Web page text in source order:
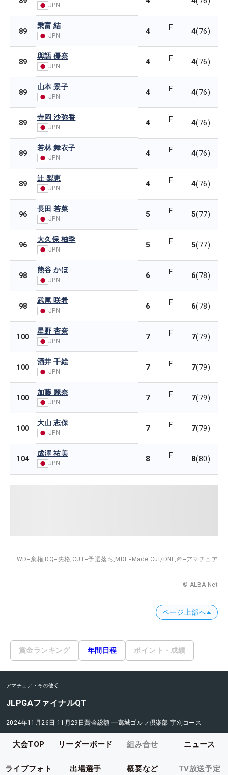
JPN
89
乗富 結
JPN 4 F 4(76)
89
與語 優奈
JPN 4 F 4(76)
89
山本 景子
JPN 4 F 4(76)
89
寺岡 沙弥香
JPN 4 F 4(76)
89
若林 舞衣子
JPN 4 F 4(76)
89
辻 梨恵
JPN 4 F 4(76)
96
長田 若菜
JPN 5 F 5(77)
96
大久保 柚季
JPN 5 F 5(77)
98
熊谷 かほ
JPN 6 F 6(78)
98
武尾 咲希
JPN 6 F 6(78)
100
星野 杏奈
JPN 7 F 7(79)
100
酒井 千絵
JPN 7 F 7(79)
100
加藤 麗奈
JPN 7 F 7(79)
100
大山 志保
JPN 7 F 7(79)
104
成澤 祐美
JPN 8 F 8(80)
WD=棄権, DQ=失格, CUT=予選落ち, MDF=Made Cut/DNF,＠=アマチュア
© ALBA Net
ページ上部へ
賞金ランキング 年間日程 ポイント・成績
アマチュア・その他
JLPGAファイナルQT
2024年11月26日-11月29日賞金総額 ―葛城ゴルフ倶楽部 宇刈コース
大会TOP リーダーボード 組み合せ ニュース
ライブフォト 出場選手 概要など TV放送予定